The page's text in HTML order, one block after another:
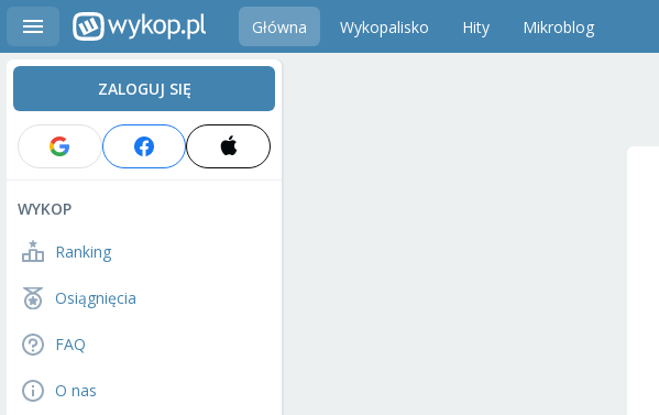
Główna Wykopalisko Hity Mikroblog
ZALOGUJ SIĘ
WYKOP
Ranking
Osiągnięcia
FAQ
O nas